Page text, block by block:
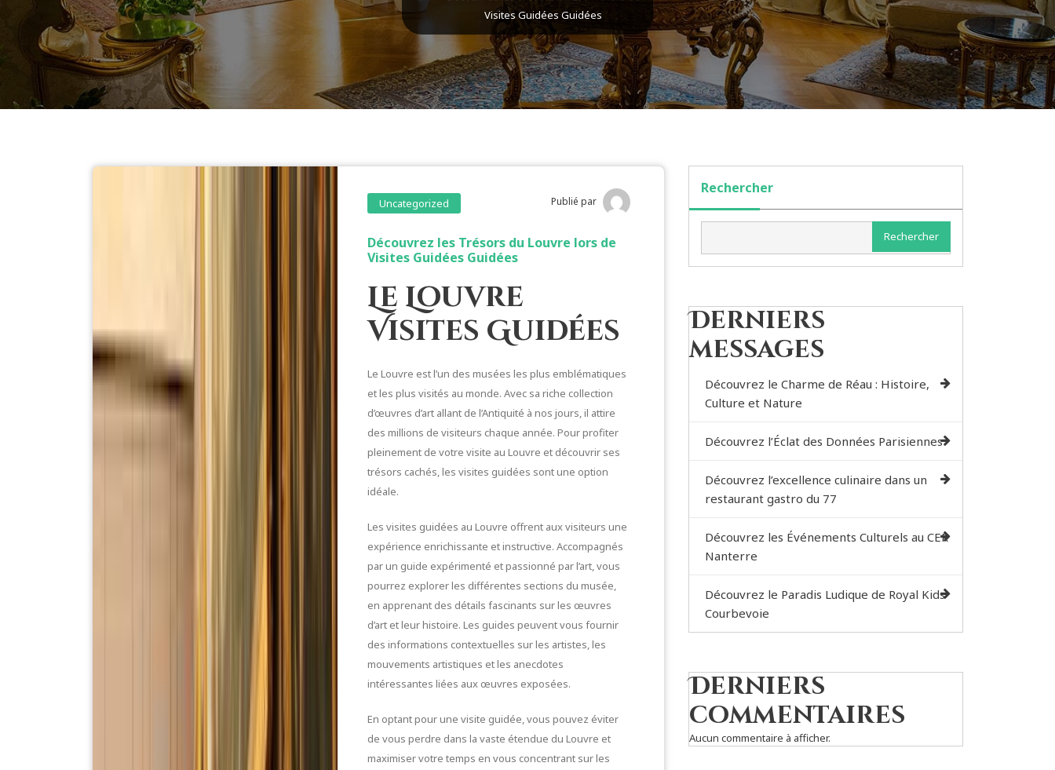
Visites Guidées Guidées
Uncategorized Publié par
Découvrez les Trésors du Louvre lors de
Visites Guidées Guidées
Le Louvre
Visites Guidées
Le Louvre est l’un des musées les plus emblématiques
et les plus visités au monde. Avec sa riche collection
d’œuvres d’art allant de l’Antiquité à nos jours, il attire
des millions de visiteurs chaque année. Pour profiter
pleinement de votre visite au Louvre et découvrir ses
trésors cachés, les visites guidées sont une option
idéale.
Les visites guidées au Louvre offrent aux visiteurs une
expérience enrichissante et instructive. Accompagnés
par un guide expérimenté et passionné par l’art, vous
pourrez explorer les différentes sections du musée,
en apprenant des détails fascinants sur les œuvres
d’art et leur histoire. Les guides peuvent vous fournir
des informations contextuelles sur les artistes, les
mouvements artistiques et les anecdotes
intéressantes liées aux œuvres exposées.
En optant pour une visite guidée, vous pouvez éviter
de vous perdre dans la vaste étendue du Louvre et
maximiser votre temps en vous concentrant sur les
Rechercher
Rechercher
Derniers
messages
Découvrez le Charme de Réau : Histoire,
Culture et Nature
Découvrez l’Éclat des Données Parisiennes
Découvrez l’excellence culinaire dans un
restaurant gastro du 77
Découvrez les Événements Culturels au CER
Nanterre
Découvrez le Paradis Ludique de Royal Kids
Courbevoie
Derniers
commentaires
Aucun commentaire à afficher.